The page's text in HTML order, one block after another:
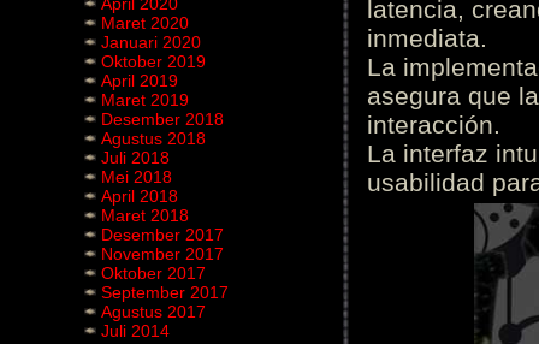
Maret 2020
Januari 2020
Oktober 2019
April 2019
Maret 2019
Desember 2018
Agustus 2018
Juli 2018
Mei 2018
April 2018
Maret 2018
Desember 2017
November 2017
Oktober 2017
September 2017
Agustus 2017
Juli 2014
latencia,
inmediata.
La
asegura que
interacción.
La interfaz
usabilidad